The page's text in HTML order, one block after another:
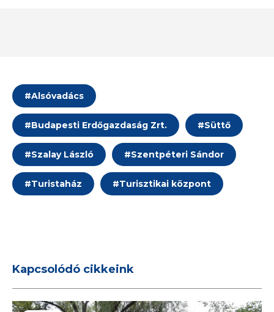
#Alsóvadács
#Budapesti Erdőgazdaság Zrt. #Süttő
#Szalay László #Szentpéteri Sándor
#Turistaház #Turisztikai központ
Kapcsolódó cikkeink